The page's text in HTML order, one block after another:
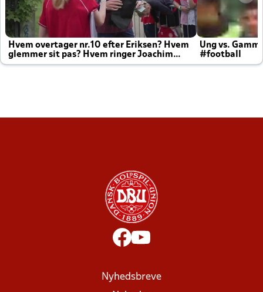
Hvem overtager nr.10 efter Eriksen? Hvem
glemmer sit pas? Hvem ringer Joachim
altid til efter kampe?
Ung vs.
#football
Nyhedsbreve